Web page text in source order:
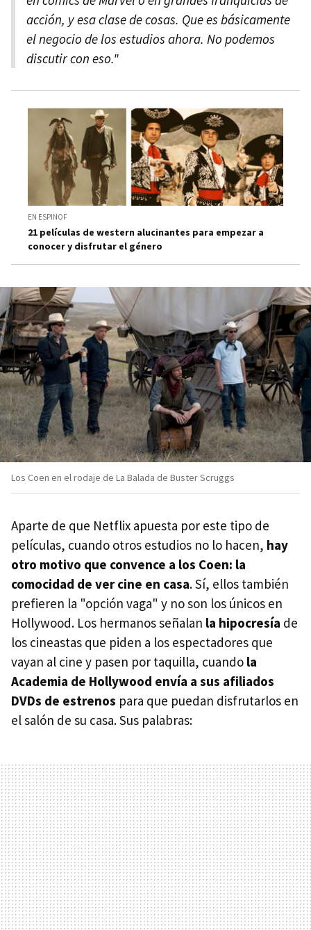
acción, y esa clase de cosas. Que es básicamente
el negocio de los estudios ahora. No podemos
discutir con eso."
EN ESPINOF
21 películas de western alucinantes para empezar a
conocer y disfrutar el género
Los Coen en el rodaje de La Balada de Buster Scruggs
Aparte de que Netflix apuesta por este tipo de
películas, cuando otros estudios no lo hacen, hay
otro motivo que convence a los Coen: la
comocidad de ver cine en casa. Sí, ellos también
prefieren la "opción vaga" y no son los únicos en
Hollywood. Los hermanos señalan la hipocresía de
los cineastas que piden a los espectadores que
vayan al cine y pasen por taquilla, cuando la
Academia de Hollywood envía a sus afiliados
DVDs de estrenos para que puedan disfrutarlos en
el salón de su casa. Sus palabras: